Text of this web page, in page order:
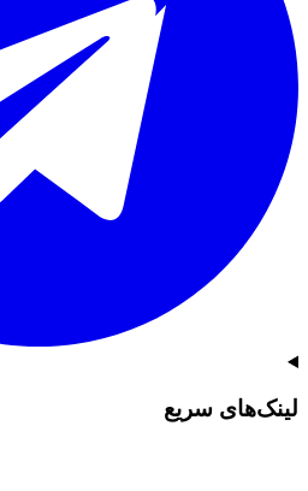
لینک‌های سریع